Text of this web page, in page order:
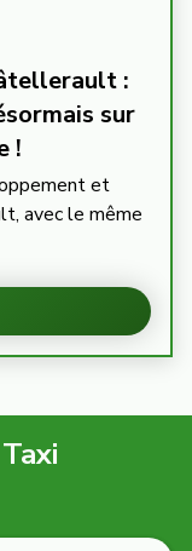
:
sur
!
et
avec le même